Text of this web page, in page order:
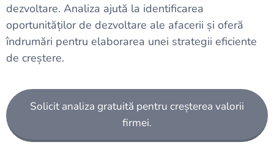
dezvoltare. Analiza ajută la identificarea
oportunităților de dezvoltare ale afacerii și oferă
îndrumări pentru elaborarea unei strategii eficiente
de creștere.
Solicit analiza gratuită pentru creșterea valorii
firmei.